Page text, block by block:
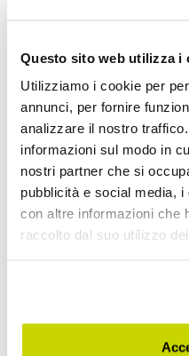
Questo sito web utilizza i
Utilizziamo i cookie per
annunci, per fornire
analizzare il nostro
informazioni sul modo in
nostri partner che si
pubblicità e social media,
con altre informazioni che
raccolto dal suo utilizzo
Molatura Perimetrale
Made in Italy - Beata
€ 396,80 € 496,00 - 20%